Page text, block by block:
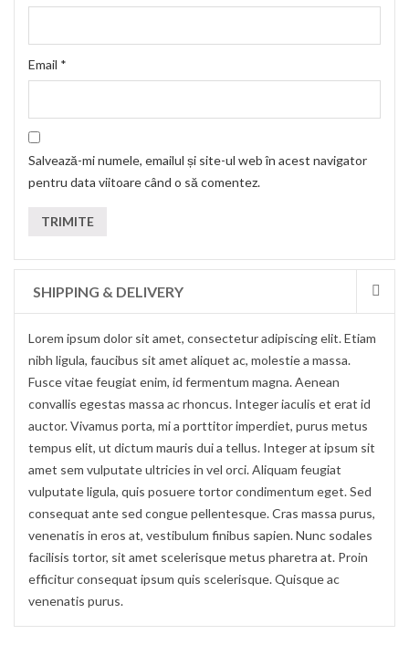
Email *
Salvează-mi numele, emailul și site-ul web în acest navigator
pentru data viitoare când o să comentez.
SHIPPING & DELIVERY
Lorem ipsum dolor sit amet, consectetur adipiscing elit. Etiam
nibh ligula, faucibus sit amet aliquet ac, molestie a massa.
Fusce vitae feugiat enim, id fermentum magna. Aenean
convallis egestas massa ac rhoncus. Integer iaculis et erat id
auctor. Vivamus porta, mi a porttitor imperdiet, purus metus
tempus elit, ut dictum mauris dui a tellus. Integer at ipsum sit
amet sem vulputate ultricies in vel orci. Aliquam feugiat
vulputate ligula, quis posuere tortor condimentum eget. Sed
consequat ante sed congue pellentesque. Cras massa purus,
venenatis in eros at, vestibulum finibus sapien. Nunc sodales
facilisis tortor, sit amet scelerisque metus pharetra at. Proin
efficitur consequat ipsum quis scelerisque. Quisque ac
venenatis purus.